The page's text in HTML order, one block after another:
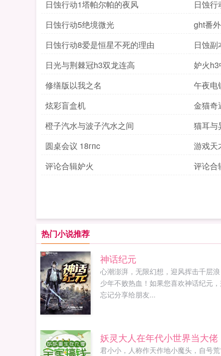
日蚀行动1塔帕尔帕的夜风
日蚀
日蚀行动5绝境微光
ght番
日蚀行动8爱是恒星不死的理由
日蚀
份
日光与荆棘冠h3双龙连高
妒火
修缮版以我之名
午夜电
炫彩盲盒机
金猫奇
橙子汽水与波子汽水之间
猫耳与
圆桌会议 18гпc
游戏天
评论合辑妒火
评论合
热门小说推荐
神话纪元
心潮澎湃，无限幻想，迎风挥击千层浪
少年不败热血！如果您喜欢神话纪元
忘记分享给朋友...
妖灵大人在年代小世界当大佬
君小小，人称作天作地小魔头，自号